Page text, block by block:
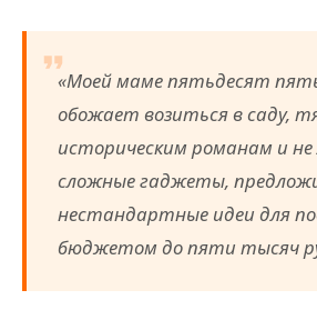
«Моей маме пятьдесят
обожает возиться в саду,
историческим романам и
сложные гаджеты,
нестандартные идеи для
бюджетом до пяти тысяч